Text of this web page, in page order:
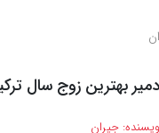
بهترین زوج سال
جیران